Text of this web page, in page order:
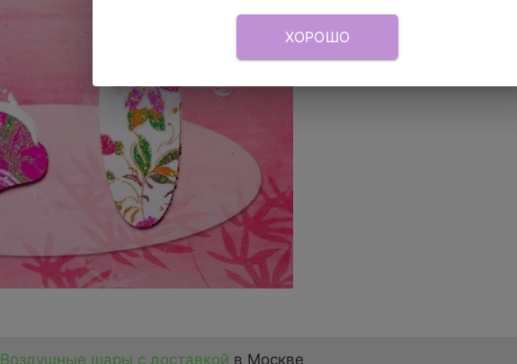
Воздушные шары с доставкой в Москве
ХОРОШО